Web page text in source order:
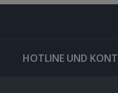
HOTLINE UND